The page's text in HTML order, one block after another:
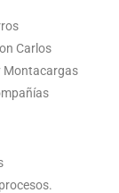
Carlos
Montacargas